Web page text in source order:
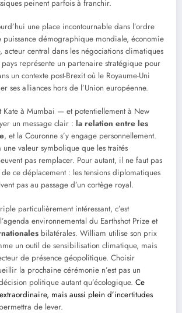
peinent parfois à franchir.
une place incontournable dans l’ordre
démographique mondiale, économie
acteur central dans les négociations climatiques
représente un partenaire stratégique pour
un contexte post-Brexit où le Royaume-Uni
ses alliances hors de l’Union européenne.
Kate à Mumbai — et potentiellement à New
un message clair : la relation entre les
, et la Couronne s’y engage personnellement.
une valeur symbolique que les traités
pas remplacer. Pour autant, il ne faut pas
ce déplacement : les tensions diplomatiques
pas au passage d’un cortège royal.
particulièrement intéressant, c’est
environnemental du Earthshot Prize et
bilatérales. William utilise son prix
un outil de sensibilisation climatique, mais
de présence géopolitique. Choisir
la prochaine cérémonie n’est pas un
politique autant qu’écologique. Ce
mais aussi plein d’incertitudes
de lever.